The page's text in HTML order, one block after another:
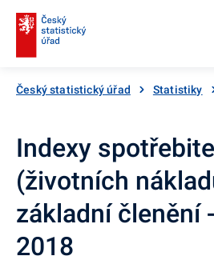
Český statistický úřad Statistiky
Indexy
(životních
základní členění
2018